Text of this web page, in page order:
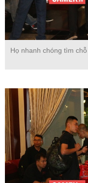
Họ nhanh chóng tìm